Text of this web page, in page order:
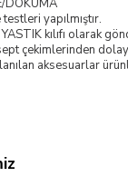
DOKUMA
yapılmıştır.
kılıfı olarak
çekimlerinden
aksesuarlar